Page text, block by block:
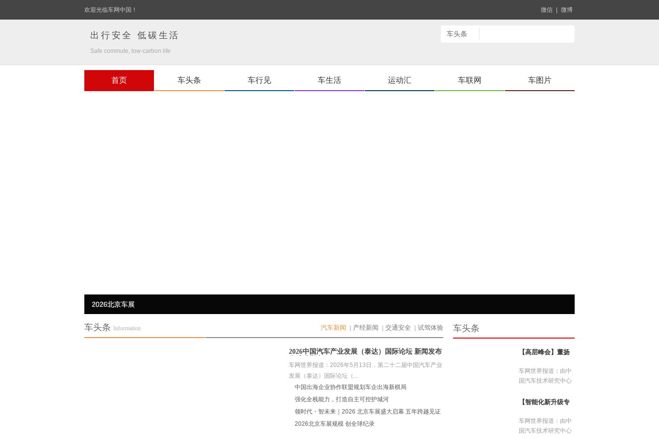
欢迎光临车网中国！ 微信 微博
出行安全 低碳生活
Safe commute, low-carbon life
首页 车头条 车行见 车生活 运动汇 车联网 车图片
2026北京车展
2026北京车展
2026北京车展
北京车展
2026北京车展
车头条 Information 汽车新闻 | 产经新闻 | 交通安全 | 试驾体验
2026中国汽车产业发展（泰达）国际论坛 新闻发布
车网世界报道：2026年5月13日，第二十二届中国汽车产业
发展（泰达）国际论坛（...
中国出海企业协作联盟规划车企出海新棋局
强化全栈能力，打造自主可控护城河
领时代・智未来｜2026 北京车展盛大启幕 五年跨越见证
中国汽车从跟跑到领跑
2026北京车展规模 创全球纪录
车头条
【高层峰会】董扬
演讲
车网世界报道：由中
国汽车技术研究中心
工程学会、中国汽车
报社联合主...
【智能化新升级专
布《智能底盘测试
技术体系及应用》
智库报告
车网世界报道：由中
国汽车技术研究中心